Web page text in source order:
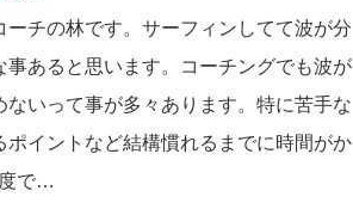
ーチの林です。サーフィンしてて波が分
事あると思います。コーチングでも波が
ないって事が多々あります。特に苦手な
ポイントなど結構慣れるまでに時間がか
で…